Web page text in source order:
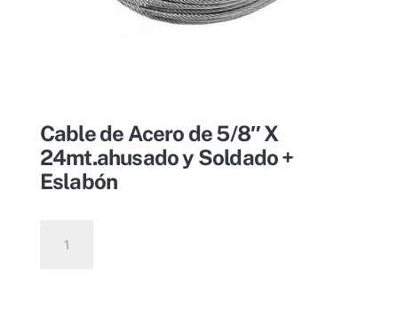
Cable de Acero de 5/8″ X
24mt.ahusado y Soldado +
Eslabón